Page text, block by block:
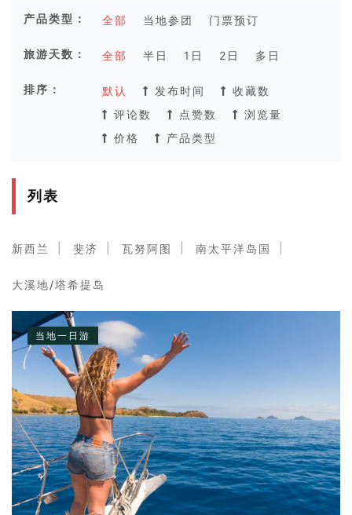
产品类型： 全部 当地参团 门票预订
旅游天数： 全部 半日 1日 2日 多日
排序： 默认 发布时间
收藏数
评论数
点赞数
浏览量
价格
产品类型
列表
新西兰 斐济 瓦努阿图 南太平洋岛国
大溪地/塔希提岛
当地一日游